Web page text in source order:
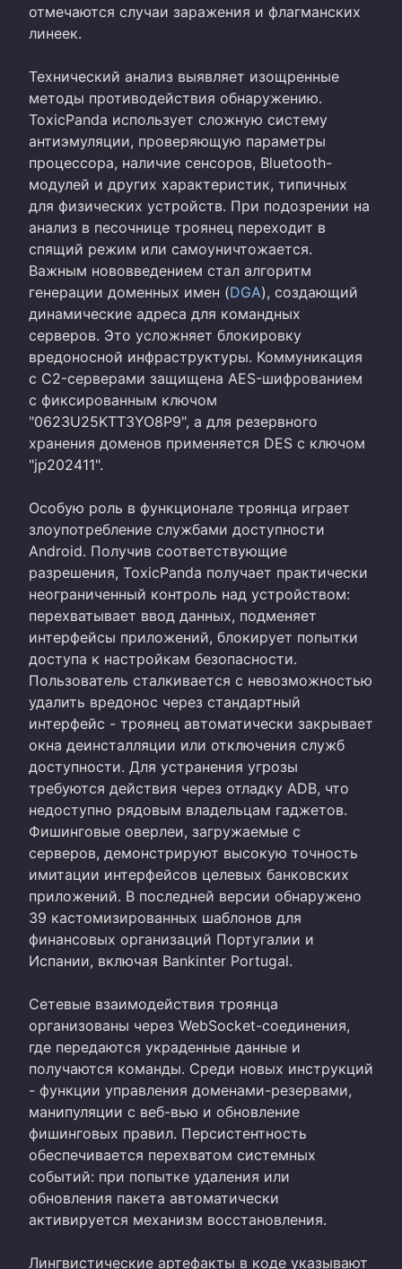
отмечаются случаи заражения и флагманских
линеек.
Технический анализ выявляет изощренные
методы противодействия обнаружению.
ToxicPanda использует сложную систему
антиэмуляции, проверяющую параметры
процессора, наличие сенсоров, Bluetooth-
модулей и других характеристик, типичных
для физических устройств. При подозрении на
анализ в песочнице троянец переходит в
спящий режим или самоуничтожается.
Важным нововведением стал алгоритм
генерации доменных имен (DGA), создающий
динамические адреса для командных
серверов. Это усложняет блокировку
вредоносной инфраструктуры. Коммуникация
с C2-серверами защищена AES-шифрованием
с фиксированным ключом
"0623U25KTT3YO8P9", а для резервного
хранения доменов применяется DES с ключом
"jp202411".
Особую роль в функционале троянца играет
злоупотребление службами доступности
Android. Получив соответствующие
разрешения, ToxicPanda получает практически
неограниченный контроль над устройством:
перехватывает ввод данных, подменяет
интерфейсы приложений, блокирует попытки
доступа к настройкам безопасности.
Пользователь сталкивается с невозможностью
удалить вредонос через стандартный
интерфейс - троянец автоматически закрывает
окна деинсталляции или отключения служб
доступности. Для устранения угрозы
требуются действия через отладку ADB, что
недоступно рядовым владельцам гаджетов.
Фишинговые оверлеи, загружаемые с
серверов, демонстрируют высокую точность
имитации интерфейсов целевых банковских
приложений. В последней версии обнаружено
39 кастомизированных шаблонов для
финансовых организаций Португалии и
Испании, включая Bankinter Portugal.
Сетевые взаимодействия троянца
организованы через WebSocket-соединения,
где передаются украденные данные и
получаются команды. Среди новых инструкций
- функции управления доменами-резервами,
манипуляции с веб-вью и обновление
фишинговых правил. Персистентность
обеспечивается перехватом системных
событий: при попытке удаления или
обновления пакета автоматически
активируется механизм восстановления.
Лингвистические артефакты в коде указывают